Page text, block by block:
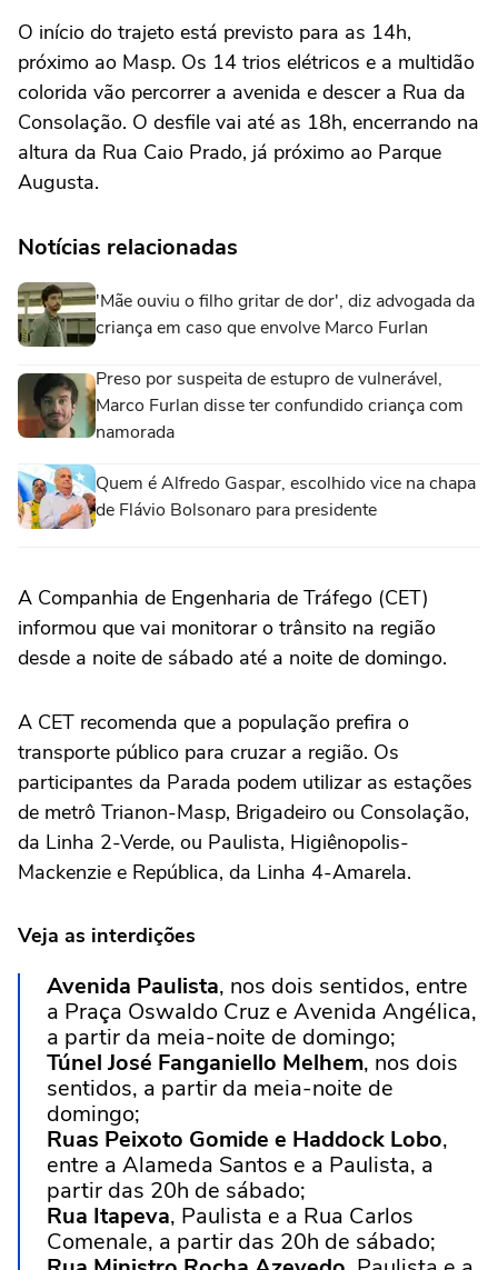
O início do trajeto está previsto para as 14h,
próximo ao Masp. Os 14 trios elétricos e a multidão
colorida vão percorrer a avenida e descer a Rua da
Consolação. O desfile vai até as 18h, encerrando na
altura da Rua Caio Prado, já próximo ao Parque
Augusta.
Notícias relacionadas
'Mãe ouviu o filho gritar de dor', diz advogada da
criança em caso que envolve Marco Furlan
Preso por suspeita de estupro de vulnerável,
Marco Furlan disse ter confundido criança com
namorada
Quem é Alfredo Gaspar, escolhido vice na chapa
de Flávio Bolsonaro para presidente
A Companhia de Engenharia de Tráfego (CET)
informou que vai monitorar o trânsito na região
desde a noite de sábado até a noite de domingo.
A CET recomenda que a população prefira o
transporte público para cruzar a região. Os
participantes da Parada podem utilizar as estações
de metrô Trianon-Masp, Brigadeiro ou Consolação,
da Linha 2-Verde, ou Paulista, Higiênopolis-
Mackenzie e República, da Linha 4-Amarela.
Veja as interdições
Avenida Paulista, nos dois sentidos, entre
a Praça Oswaldo Cruz e Avenida Angélica,
a partir da meia-noite de domingo;
Túnel José Fanganiello Melhem, nos dois
sentidos, a partir da meia-noite de
domingo;
Ruas Peixoto Gomide e Haddock Lobo,
entre a Alameda Santos e a Paulista, a
partir das 20h de sábado;
Rua Itapeva, Paulista e a Rua Carlos
Comenale, a partir das 20h de sábado;